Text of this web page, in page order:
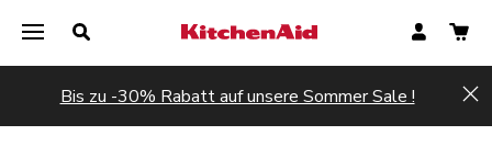
Bis zu -30% Rabatt auf unsere Sommer Sale !